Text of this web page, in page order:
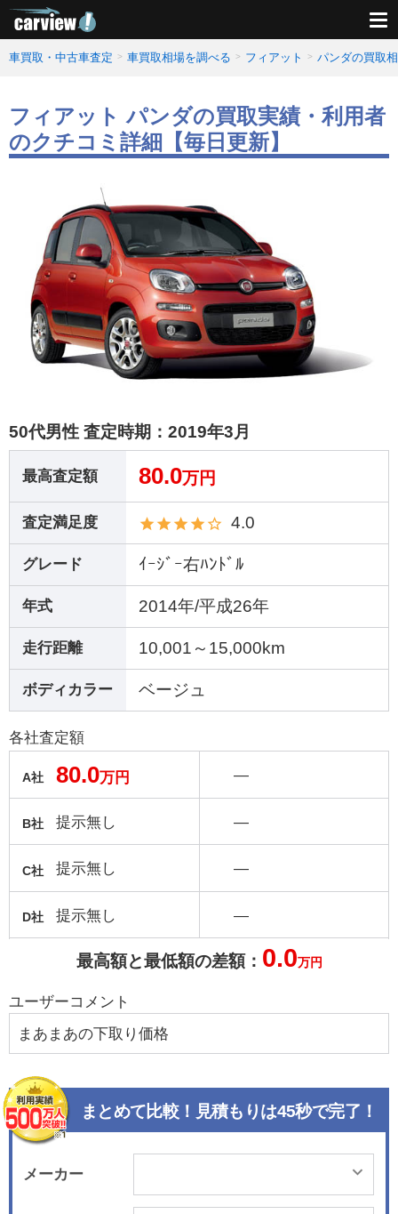
車買取・中古車査定 車買取相場を調べる フィアット パンダの買取
フィアット パンダの買取実績・利用者
のクチコミ詳細【毎日更新】
50代男性 査定時期： 2019年3月
最高査定額 80.0万円
査定満足度 4.0
グレード ｲｰｼﾞｰ右ﾊﾝﾄﾞﾙ
年式 2014年/平成26年
走行距離 10,001～15,000km
ボディカラー ベージュ
各社査定額
A社 80.0万円
B社 提示無し
C社 提示無し
D社 提示無し
―
―
―
―
最高額と最低額の差額： 0.0万円
ユーザーコメント
まあまあの下取り価格
まとめて比較！見積もりは45秒で完了！
メーカー